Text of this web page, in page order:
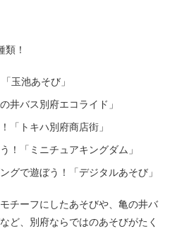
！
玉池あそび」
井バス別府エコライド」
「トキハ別府商店街」
！「ミニチュアキングダム」
グで遊ぼう！「デジタルあそび」
チーフにしたあそびや、亀の井バ
ど、別府ならではのあそびがたく